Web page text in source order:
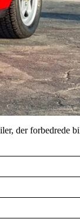
der forbedrede